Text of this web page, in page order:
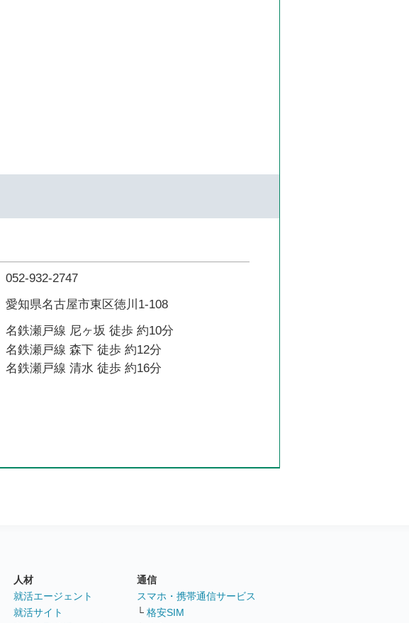
052-932-2747
愛知県名古屋市東区徳川1-108
名鉄瀬戸線 尼ヶ坂 徒歩 約10分
名鉄瀬戸線 森下 徒歩 約12分
名鉄瀬戸線 清水 徒歩 約16分
人材
就活エージェント
就活サイト
通信
スマホ・携帯通信サービス
└ 格安SIM